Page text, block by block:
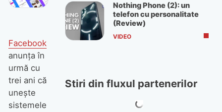
Facebook
anunța în
urmă cu
trei ani că
unește
sistemele
Nothing Phone (2): un
telefon cu personalitate
(Review)
VIDEO
Stiri din fluxul partenerilor